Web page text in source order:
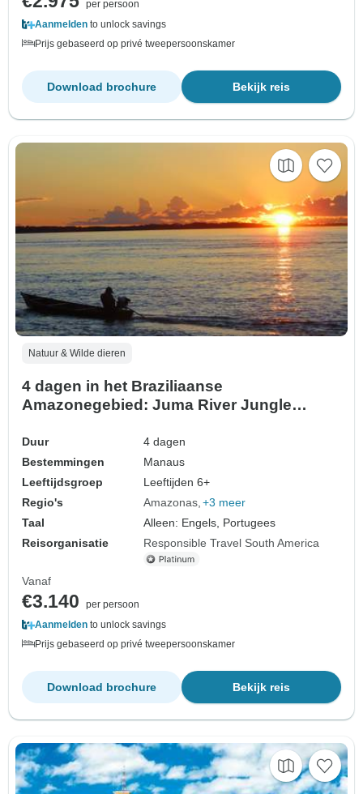
per persoon
Aanmelden to unlock savings
Prijs gebaseerd op privé tweepersoonskamer
Bekijk reis
Download brochure
Natuur & Wilde dieren
4 dagen in het Braziliaanse
Amazonegebied: Juma River Jungle
Duur
4 dagen
Bestemmingen
Manaus
Leeftijdsgroep
Leeftijden 6+
Regio's
Amazonas +3 meer
Taal
Alleen: Engels, Portugees
Reisorganisatie
Responsible Travel South America
Vanaf
€3.140
per persoon
Aanmelden to unlock savings
Prijs gebaseerd op privé tweepersoonskamer
Bekijk reis
Download brochure